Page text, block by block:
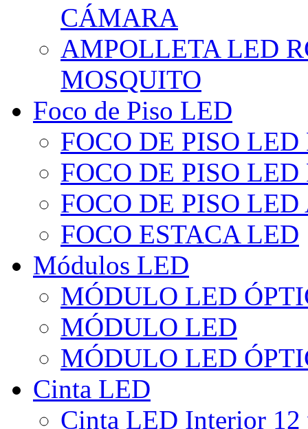
CÁMARA
AMPOLLETA LED
MOSQUITO
Foco de Piso LED
FOCO DE PISO
FOCO DE PISO
FOCO DE PISO
FOCO ESTACA LED
Módulos LED
MÓDULO LED
MÓDULO LED
MÓDULO LED
Cinta LED
Cinta LED Interior